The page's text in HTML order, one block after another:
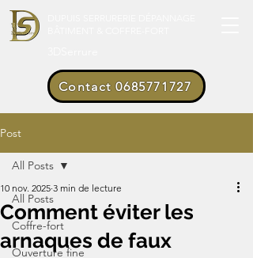
Contact 0685771727
Post
All Posts
Coffre-fort
Ouverture fine
All Posts
Comment éviter les
arnaques de faux
10 nov. 2025 3 min de lecture